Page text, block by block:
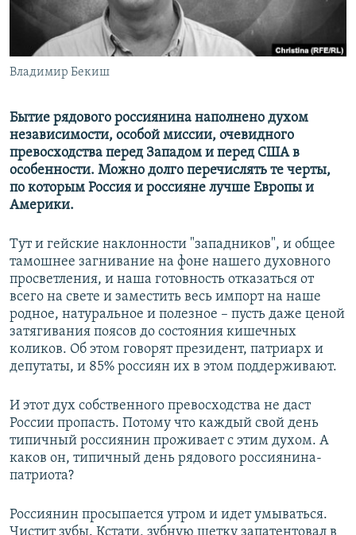
ПОБЕДИТЕЛЕЙ НЕ СУДЯТ?
КРЫМ.НЕПОКОРЕННЫЙ
ELIFBE
ПРИСОЕДИНЯЙТЕСЬ!
Все сайты RFE/RL
Владимир Бекиш
Бытие рядового россиянина наполнено духом
независимости, особой миссии, очевидного
превосходства перед Западом и перед США в
особенности. Можно долго перечислять те черты,
по которым Россия и россияне лучше Европы и
Америки.
Тут и гейские наклонности "западников", и общее
тамошнее загнивание на фоне нашего духовного
просветления, и наша готовность отказаться от
всего на свете и заместить весь импорт на наше
родное, натуральное и полезное – пусть даже ценой
затягивания поясов до состояния кишечных
коликов. Об этом говорят президент, патриарх и
депутаты, и 85% россиян их в этом поддерживают.
И этот дух собственного превосходства не даст
России пропасть. Потому что каждый свой день
типичный россиянин проживает с этим духом. А
каков он, типичный день рядового россиянина-
патриота?
Россиянин просыпается утром и идет умываться.